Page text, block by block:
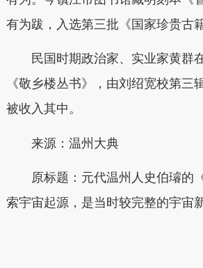
有为跋，入选第三批《国家珍贵古
民国时期政治家、实业家黄群
《敬乡楼丛书》，由刘绍宽校第三
被收入其中。
来源： 温州大典
原标题：元代温州人史伯璿的
索宇宙起源，是当时较完整的宇宙